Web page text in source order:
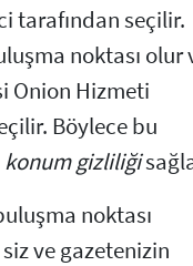
tarafından seçilir.
noktası olur
Onion Hizmeti
Böylece bu
konum gizliliği
noktası
ve gazetenizin